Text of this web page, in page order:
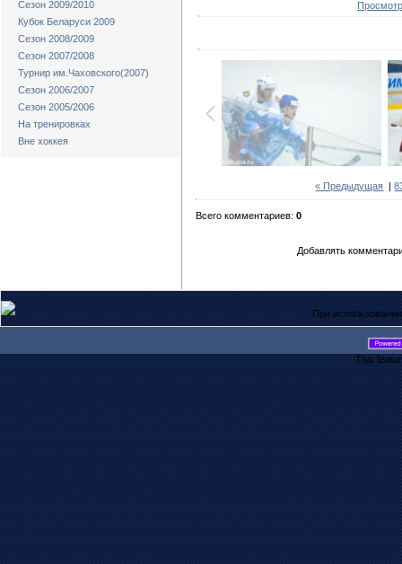
Сезон 2009/2010
Кубок Беларуси 2009
Сезон 2008/2009
Сезон 2007/2008
Турнир им.Чаховского(2007)
Сезон 2006/2007
Сезон 2005/2006
На тренировках
Вне хоккея
« Предыдущая |
Всего комментариев: 0
Добавлять
При
This